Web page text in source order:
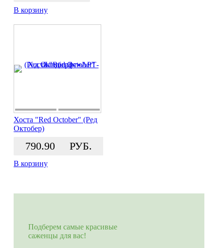
В корзину
Хоста "Red October" (Ред
Октобер)
790.90 РУБ.
В корзину
Подберем самые красивые
саженцы для вас!